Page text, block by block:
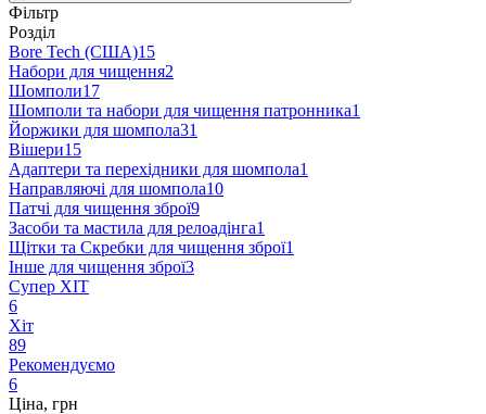
Фільтр
Розділ
Bore Tech (США)15
Набори для чищення2
Шомполи17
Шомполи та набори для чищення патронника1
Йоржики для шомпола31
Вішери15
Адаптери та перехідники для шомпола1
Направляючі для шомпола10
Патчі для чищення зброї9
Засоби та мастила для релоадінга1
Щітки та Скребки для чищення зброї1
Інше для чищення зброї3
Супер ХІТ
6
Хіт
89
Рекомендуємо
6
Ціна, грн